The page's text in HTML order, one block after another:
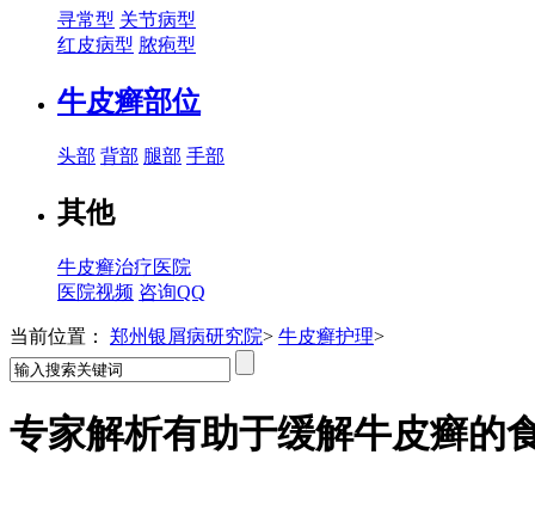
寻常型 关节病型
红皮病型 脓疱型
牛皮癣部位
头部 背部 腿部 手部
其他
牛皮癣治疗医院
医院视频 咨询QQ
当前位置： 郑州银屑病研究院> 牛皮癣护理>
专家解析有助于缓解牛皮癣的